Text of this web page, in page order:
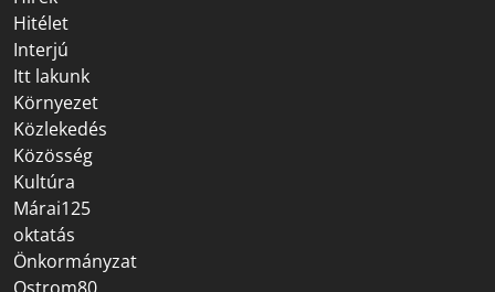
Hitélet
Interjú
Itt lakunk
Környezet
Közlekedés
Közösség
Kultúra
Márai125
oktatás
Önkormányzat